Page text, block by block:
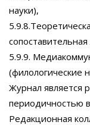
науки),
5.9.9.
(филологические
Журнал является
периодичностью
Редакционная